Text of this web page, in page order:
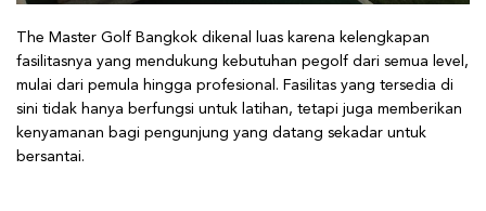
The Master Golf Bangkok dikenal luas karena kelengkapan
fasilitasnya yang mendukung kebutuhan pegolf dari semua level,
mulai dari pemula hingga profesional. Fasilitas yang tersedia di
sini tidak hanya berfungsi untuk latihan, tetapi juga memberikan
kenyamanan bagi pengunjung yang datang sekadar untuk
bersantai.